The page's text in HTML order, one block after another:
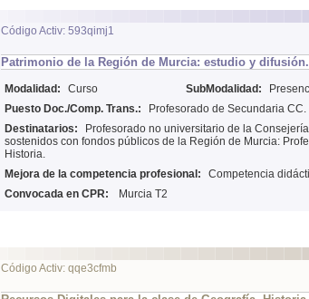
Código Activ: 593qimj1
Patrimonio de la Región de Murcia: estudio y difusión.
Modalidad: Curso SubModalidad:
Puesto Doc./Comp. Trans.:
Profesorado de Secundaria
Destinatarios:
Profesorado no universitario de la
sostenidos con fondos públicos de la Región de Murcia:
Historia.
Mejora de la competencia profesional:
Competencia
Convocada en CPR:
Murcia T2
Código Activ: qqe3cfmb